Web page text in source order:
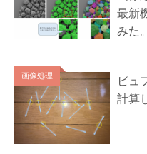
最新
みた。
画像処理
ビュ
計算